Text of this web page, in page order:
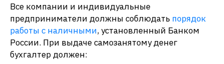
Все компании и индивидуальные
предприниматели должны соблюдать порядок
работы с наличными, установленный Банком
России. При выдаче самозанятому денег
бухгалтер должен:​